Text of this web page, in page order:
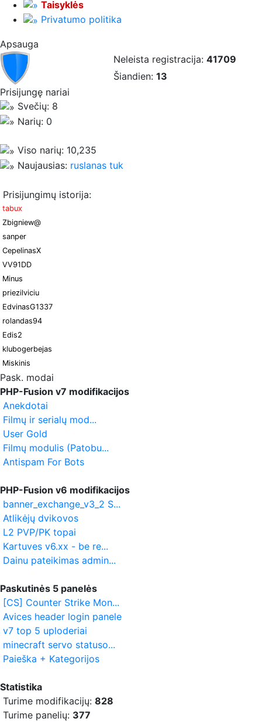
Taisyklės
Privatumo politika
Apsauga
Neleista registracija: 41709
Šiandien: 13
Prisijungę nariai
Svečių: 8
Narių: 0
Viso narių: 10,235
Naujausias: ruslanas tuk
Prisijungimų istorija:
tabux
Zbigniew@
sanper
CepelinasX
VV91DD
Minus
priezilviciu
EdvinasG1337
rolandas94
Edis2
klubogerbejas
Miskinis
Pask. modai
PHP-Fusion v7 modifikacijos
Anekdotai
Filmų ir serialų mod...
User Gold
Filmų modulis (Patobu...
Antispam For Bots
PHP-Fusion v6 modifikacijos
banner_exchange_v3_2 S...
Atlikėjų dvikovos
L2 PVP/PK topai
Kartuves v6.xx - be re...
Dainu pateikimas admin...
Paskutinės 5 panelės
[CS] Counter Strike Mon...
Avices header login panele
v7 top 5 uploderiai
minecraft servo statuso...
Paieška + Kategorijos
Statistika
Turime modifikacijų: 828
Turime panelių: 377